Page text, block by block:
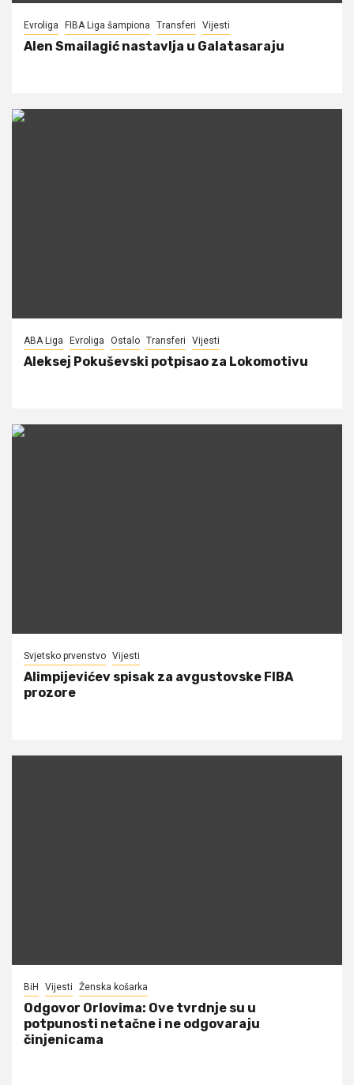
Evroliga FIBA Liga šampiona Transferi Vijesti
Alen Smailagić nastavlja u Galatasaraju
ABA Liga Evroliga Ostalo Transferi Vijesti
Aleksej Pokuševski potpisao za Lokomotivu
Svjetsko prvenstvo Vijesti
Alimpijevićev spisak za avgustovske FIBA
prozore
BiH Vijesti Ženska košarka
Odgovor Orlovima: ​Ove tvrdnje su u
potpunosti netačne i ne odgovaraju
činjenicama